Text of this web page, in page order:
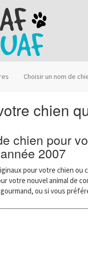
Choisir un nom de
chien
chien pour
2007
pour votre chien ou
votre nouvel animal de
ou si vous